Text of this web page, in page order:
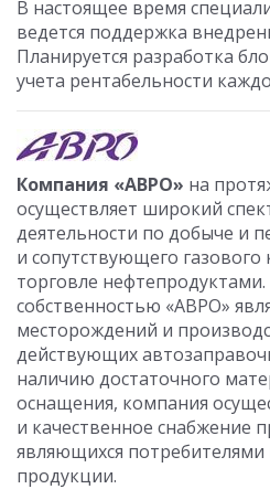
В настоящее время
ведется поддержка
Планируется разработка
учета рентабельности
Компания «АВРО» на
осуществляет широкий
деятельности по добыче и
и сопутствующего газового
торговле
собственностью «АВРО»
месторождений и
действующих
наличию достаточного
оснащения, компания
и качественное снабжение
являющихся
продукции.